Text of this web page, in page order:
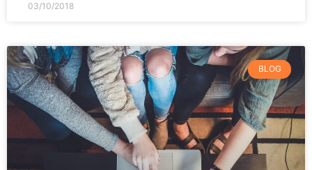
03/10/2018
BLOG